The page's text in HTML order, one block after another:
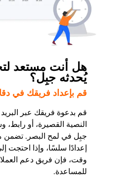
هل أنت مستعد
يُحدثه جبِل؟
قم بإعداد فريقك في
قم بدعوة فريقك عبر البريد
النصية القصيرة، أو
جبِل في لمح البصر. تضمن
إعدادًا سلسًا، وإذا احتجت
وقت، فإن فريق دعم العملاء
للمساعدة.